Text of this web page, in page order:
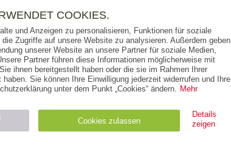
VERLAG
HANDEL FÜR UNTERNEHMEN
COOKIES.
und Anzeigen zu personalisieren, Funktionen für soziale
Zugriffe auf unsere Website zu analysieren. Außerdem geben
unserer Website an unsere Partner für soziale Medien,
Partner führen diese Informationen möglicherweise mit
ihnen bereitgestellt haben oder die sie im Rahmen Ihrer
Sie können Ihre Einwilligung jederzeit widerrufen und Ihre
unter dem Punkt „Cookies“ ändern. Mehr
Cookies zulassen
Details
zeigen